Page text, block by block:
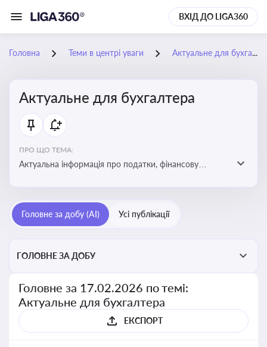
ВХІД ДО LIGA360
Головна Теми в центрі уваги Актуальне для бухгалтера
Актуальне для бухгалтера
ПРО ЩО ТЕМА:
Актуальна інформація про податки, фінансову
підприємств
Головне за добу (AI) Усі публікації
ГОЛОВНЕ ЗА ДОБУ
Головне за 17.02.2026 по темі:
Актуальне для бухгалтера
ЕКСПОРТ